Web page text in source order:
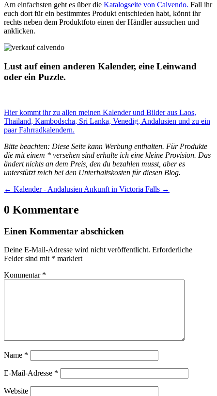
Am einfachsten geht es über die Katalogseite von Calvendo. Fall ihr
euch dort für ein bestimmtes Produkt entschieden habt, könnt ihr
rechts neben dem Produktfoto einen der Händler aussuchen und
anklicken.
Lust auf einen anderen Kalender, eine Leinwand
oder ein Puzzle.
Hier kommt ihr zu allen meinen Kalender und Bilder aus Laos,
Thailand, Kambodscha, Sri Lanka, Venedig, Andalusien und zu ein
paar Fahrradkalendern.
Bitte beachten: Diese Seite kann Werbung enthalten. Für Produkte
die mit einem * versehen sind erhalte ich eine kleine Provision. Das
ändert nichts an dem Preis, den du bezahlen musst, aber es
unterstützt mich bei den Unterhaltskosten für diesen Blog.
← Kalender - Andalusien Ankunft in Victoria Falls →
0 Kommentare
Einen Kommentar abschicken
Deine E-Mail-Adresse wird nicht veröffentlicht. Erforderliche
Felder sind mit * markiert
Kommentar *
Name *
E-Mail-Adresse *
Website